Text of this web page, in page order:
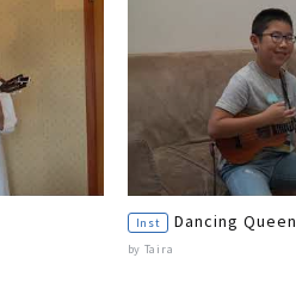
Inst Dancing Queen
by Taira